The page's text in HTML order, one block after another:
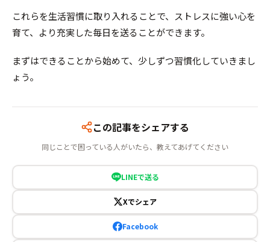
これらを生活習慣に取り入れることで、ストレスに強い心を
育て、より充実した毎日を送ることができます。
まずはできることから始めて、少しずつ習慣化していきまし
ょう。
この記事をシェアする
同じことで困っている人がいたら、教えてあげてください
LINEで送る
Xでシェア
Facebook